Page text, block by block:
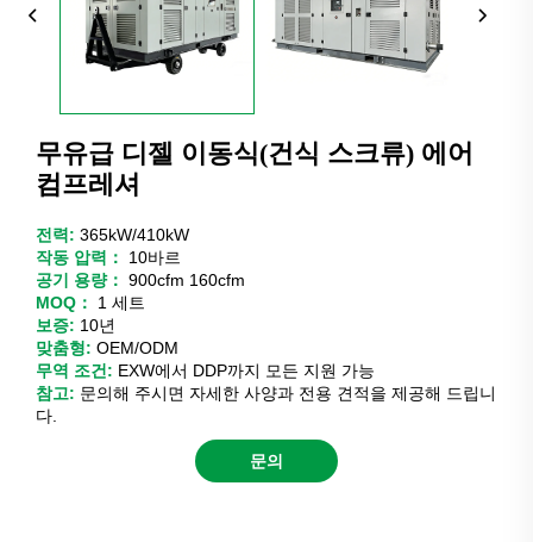
무유급 디젤 이동식(건식 스크류) 에어
컴프레셔
전력: 365kW/410kW
작동 압력： 10바르
공기 용량： 900cfm 160cfm
MOQ： 1 세트
보증: 10년
맞춤형: OEM/ODM
무역 조건: EXW에서 DDP까지 모든 지원 가능
참고: 문의해 주시면 자세한 사양과 전용 견적을 제공해 드립니
다.
문의